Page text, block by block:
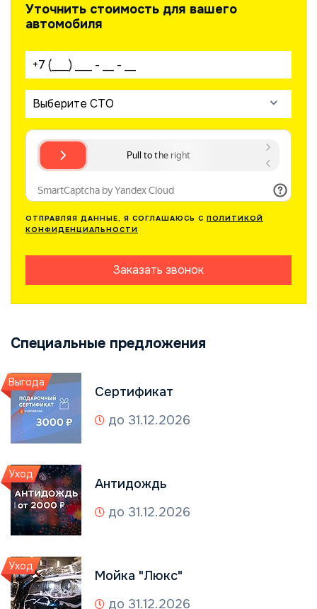
Уточнить стоимость для вашего
автомобиля
Ваш телефон:
Выберите СТО
ОТПРАВЛЯЯ ДАННЫЕ, Я СОГЛАШАЮСЬ С ПОЛИТИКОЙ
КОНФИДЕНЦИАЛЬНОСТИ
Заказать звонок
Специальные предложения
Выгода
Сертификат
до 31.12.2026
Уход
Антидождь
до 31.12.2026
Уход
Мойка "Люкс"
до 31.12.2026